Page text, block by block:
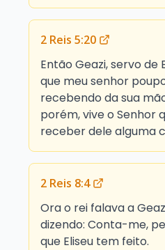
2 Reis 5:20
Então Geazi, servo de
que meu senhor
recebendo da sua
porém, vive o Senhor
receber dele alguma
2 Reis 8:4
Ora o rei falava a
dizendo: Conta-me,
que Eliseu tem feito.